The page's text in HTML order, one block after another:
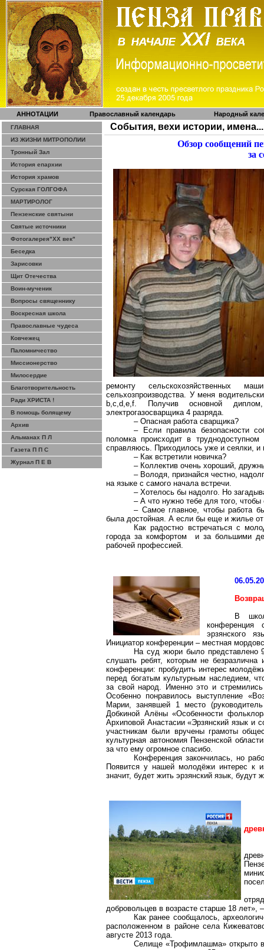
АННОТАЦИИ Православный календарь Народный
ГЛАВНАЯ
ИЗ ЖИЗНИ МИТРОПОЛИИ
Тронный Зал
История епархии
История храмов
Сурская ГОЛГОФА
МАРТИРОЛОГ
Пензенские святыни
Святые источники
Фотогалерея"ХХ век"
Беседка
Зарисовки
Щит Отечества
Воин-мученик
Вопросы священнику
Воскресная школа
Православные чудеса
Ковчежец
Паломничество
Миссионерство
Милосердие
Благотворительность
Ради ХРИСТА !
В помощь болящему
Архив
Альманах П Л
Газета П П С
Журнал П Е В
События, вехи истории, имена...
Обзор сообщений
за
ремонту сельскохозяйственных
сельхозпроизводства. У меня
b,c,d,e,f. Получив основной
электрогазосварщика 4 разряда.
– Опасная работа сварщика?
– Если правила безопасности
поломка происходит в
справляюсь. Приходилось уже и сеялки,
– Как встретили новичка?
– Коллектив очень хороший,
– Володя, признайся честно,
на языке с самого начала встречи.
– Хотелось бы надолго. Но
– А что нужно тебе для того, чтобы
– Самое главное, чтобы работа
была достойная. А если бы еще и жилье
Как радостно встречаться с
города за комфортом и за большими
рабочей профессией.
В
конференция
эрзянского
Инициатор конференции – местная
На суд жюри было представлено
слушать ребят, которым не безразлична
конференции: пробудить интерес
перед богатым культурным наследием,
за свой народ. Именно это и
Особенно понравилось выступление
Марии, занявшей 1 место
Добкиной Алёны «Особенности
Архиповой Анастасии «Эрзянский язык и
участникам были вручены грамоты
культурная автономия Пензенской
за что ему огромное спасибо.
Конференция закончилась, но
Появится у нашей молодёжи интерес к
значит, будет жить эрзянский язык, будут
добровольцев в возрасте старше 18 лет»,
Как ранее сообщалось,
расположенном в районе села
августе 2013 года.
Селище «Трофимлашма» открыто в